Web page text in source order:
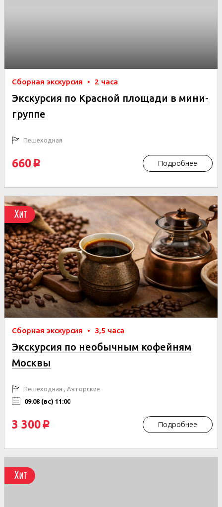
Сборная экскурсия • 2 часа
Экскурсия по Красной площади в мини-
группе
Пешеходная
660 p Подробнее
Хит
Сборная экскурсия • 3,5 часа
Экскурсия по необычным кофейням
Москвы
Пешеходная , Авторские
09.08 (вс) 11:00
3 300 p Подробнее
Хит